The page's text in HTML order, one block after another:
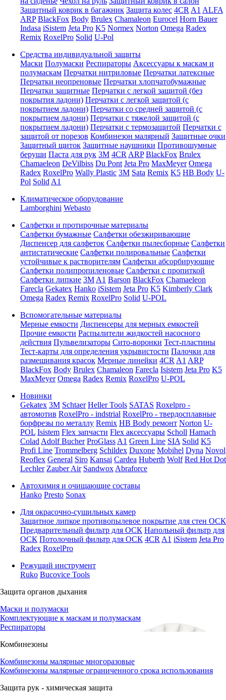
Защитный коврик в багажник Защита колес 4CR A1 ALFA
ARP BlackFox Body Brulex Chamaleon Eurocel Horn Bauer
Indasa iSistem Jeta Pro K5 Normex Norton Omega Radex
Remix RoxelPro Solid U-Pol
Средства индивидуальной защиты
Маски Полумаски Респираторы Аксессуары к маскам и
полумаскам Перчатки нитриловые Перчатки латексные
Перчатки неопреновые Перчатки хлопчатобумажные
Перчатки защитные Перчатки с легкой защитой (без
покрытия ладони) Перчатки с легкой защитой (с
покрытием ладони) Перчатки со средней защитой (с
покрытием ладони) Перчатки с тяжелой защитой (с
покрытием ладони) Перчатки с термозащитой Перчатки с
защитой от порезов Комбинезон малярный Защитные очки
Защитный щиток Защитные наушники Противошумные
беруши Паста для рук 3M 4CR ARP BlackFox Brulex
Chamaeleon DeVilbiss Du Pont Jeta Pro MaxMeyer Omega
Radex RoxelPro Wally Plastic 3M Sata Remix K5 HB Body U-
Pol Solid A1
Климатическое оборудование
Lamborghini Webasto
Салфетки и протирочные материалы
Салфетки бумажные Салфетки обезжиривающие
Диспенсер для салфеток Салфетки пылесборные Салфетки
антистатические Салфетки полировальные Салфетки
устойчивые к растворителям Салфетки абсорбирующие
Салфетки полипропиленовые Салфетки с пропиткой
Салфетки липкие 3M A1 Barson BlackFox Chamaeleon
Farecla Gekatex Hanko iSistem Jeta Pro K5 Kimberly Clark
Omega Radex Remix RoxelPro Solid U-POL
Вспомогательные материалы
Мерные емкости Диспенсеры для мерных емкостей
Прочие емкости Распылители жидкостей насосного
действия Пульвелизаторы Сито-воронки Тест-пластины
Тест-карты для определения укрывистости Палочки для
размешивания красок Мерные линейки 4CR A1 ARP
BlackFox Body Brulex Chamaleon Farecla Isistem Jeta Pro K5
MaxMeyer Omega Radex Remix RoxelPro U-POL
Новинки
Gekatex 3M Schtaer Heller Tools SATAS Roxelpro -
автомотив RoxelPro - indstrial RoxelPro - твердосплавные
борфрезы по металлу Remix HB Body ремонт Norton U-
POL Isistem Flex запчасти Flex аксессуары Scholl Hamach
Colad Adolf Bucher ProGlass A1 Green Line SIA Solid K5
Profi Line Trommelberg Schildex Duxone Mobihel Dyna Novol
Reoflex General Siro Kansai Cardea Huberth Wolf Red Hot Dot
Lechler Zauber Air Sandwox Abraforce
Автохимия и очищающие составы
Hanko Presto Sonax
Для окрасочно-сушильных камер
Защитное липкое противопылевое покрытие для стен ОСК
Предварительный фильтр для ОСК Напольный фильтр для
ОСК Потолочный фильтр для ОСК 4CR A1 iSistem Jeta Pro
Radex RoxelPro
Режущий инструмент
Ruko Bucovice Tools
Защита органов дыхания
Маски и полумаски
Комплектующие к маскам и полумаскам
Респираторы
Комбинезоны
Комбинезоны малярные многоразовые
Комбинезоны малярные ограниченного срока использования
Защита рук - химическая защита